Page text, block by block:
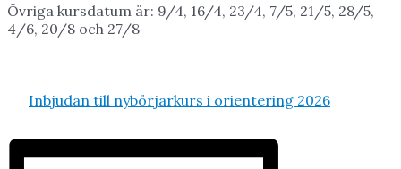
Övriga kursdatum är: 9/4, 16/4, 23/4, 7/5, 21/5, 28/5,
4/6, 20/8 och 27/8
Inbjudan till nybörjarkurs i orientering 2026